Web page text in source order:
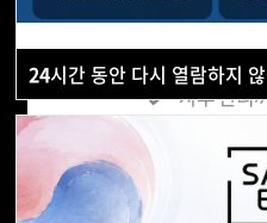
24시간 동안 다시 열람하지
이것저것 따
사후 관리
기본 원칙